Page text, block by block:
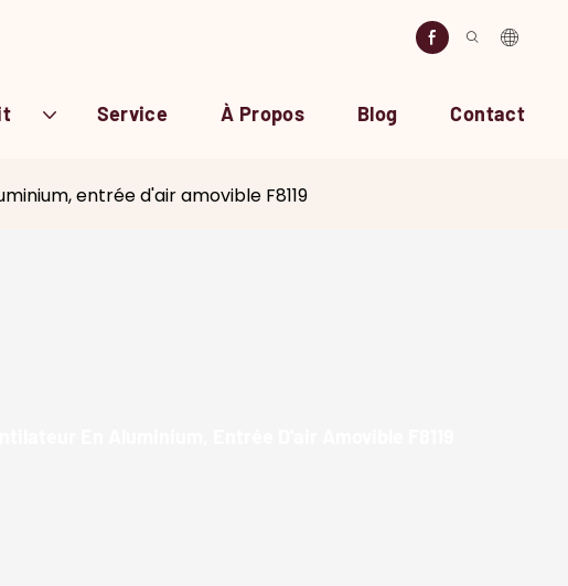
Service À Propos Blog Contact
entrée d'air amovible F8119